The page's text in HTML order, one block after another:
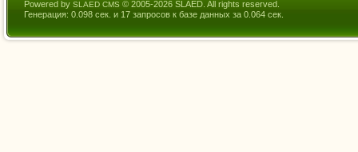
Powered by SLAED CMS © 2005-2026 SLAED. All rights reserved.
Генерация: 0.098 сек. и 17 запросов к базе данных за 0.064 сек.